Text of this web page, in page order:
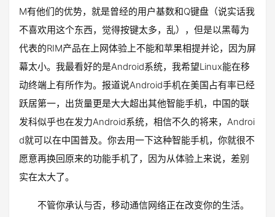
M有他们的优势，就是曾经的用户基数和Q键盘（说实话我
不喜欢用这个东西，觉得按键太多，乱），但是以黑莓为
代表的RIM产品在上网体验上不能和苹果相提并论，因为屏
幕太小。我最看好的是Android系统，我希望Linux能在移
动终端上有所作为。报道说Android手机在美国占有率已经
跃居第一，出货量更是大大超出其他智能手机，中国的联
发科似乎也在发力Android系统，相信不久的将来，Androi
d就可以在中国普及。你去用一下这种智能手机，你就很不
愿意再换回原来的功能手机了，因为从体验上来说，差别
实在太大了。
不管你承认与否，移动通信网络正在改变你的生活。